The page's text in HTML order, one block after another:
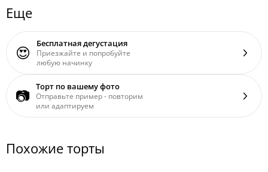
Еще
😍 Бесплатная дегустация
Приезжайте и попробуйте
любую начинку
📷 Торт по вашему фото
Отправьте пример - повторим
или адаптируем
Похожие торты